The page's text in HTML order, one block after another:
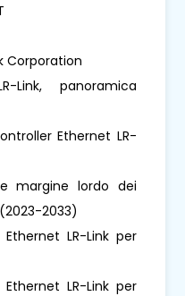
Corporation
Link, panoramica
Ethernet LR-
margine lordo dei
2033)
LR-Link per
LR-Link per